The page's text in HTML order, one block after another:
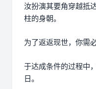
汝扮演其要角穿越抵
柱的身朝。
为了返返现世，你需
于达成条件的过程中，
日。